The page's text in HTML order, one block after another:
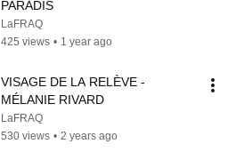
PARADIS
LaFRAQ
425 views • 1 year ago
VISAGE DE LA RELÈVE -
MÉLANIE RIVARD
LaFRAQ
530 views • 2 years ago